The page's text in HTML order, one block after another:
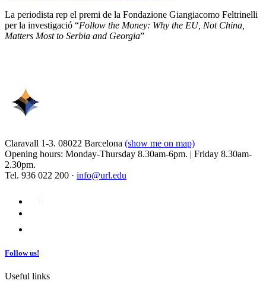
La periodista rep el premi de la Fondazione Giangiacomo Feltrinelli
per la investigació “Follow the Money: Why the EU, Not China,
Matters Most to Serbia and Georgia”
Claravall 1-3. 08022 Barcelona (show me on map)
Opening hours: Monday-Thursday 8.30am-6pm. | Friday 8.30am-
2.30pm.
Tel. 936 022 200 · info@url.edu
Follow us!
Useful links